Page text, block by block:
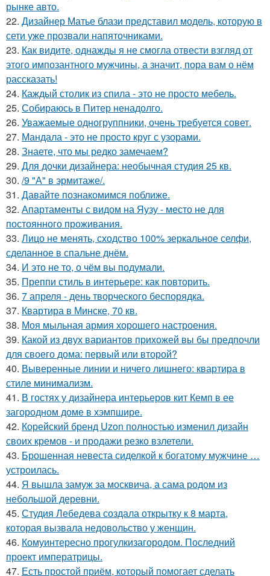
рынке авто.
22. Дизайнер Матье блази представил модель, которую в
сети уже прозвали напяточниками.
23. Как видите, однажды я не смогла отвести взгляд от
этого импозантного мужчины, а значит, пора вам о нём
рассказать!
24. Каждый столик из спила - это не просто мебель.
25. Собираюсь в Питер ненадолго.
26. Уважаемые одногруппники, очень требуется совет.
27. Мандала - это не просто круг с узорами.
28. Знаете, что мы редко замечаем?
29. Для дочки дизайнера: необычная студия 25 кв.
30. /9 "А" в эрмитаже/.
31. Давайте познакомимся поближе.
32. Апартаменты с видом на Яузу - место не для
постоянного проживания.
33. Лицо не менять, сходство 100% зеркальное селфи,
сделанное в спальне днём.
34. И это не то, о чём вы подумали.
35. Преппи стиль в интерьере: как повторить.
36. 7 апреля - день творческого беспорядка.
37. Квартира в Минске, 70 кв.
38. Моя мыльная армия хорошего настроения.
39. Какой из двух вариантов прихожей вы бы предпочли
для своего дома: первый или второй?
40. Выверенные линии и ничего лишнего: квартира в
стиле минимализм.
41. В гостях у дизайнера интерьеров кит Кемп в ее
загородном доме в хэмпшире.
42. Корейский бренд Uzon полностью изменил дизайн
своих кремов - и продажи резко взлетели.
43. Брошенная невеста сиделкой к богатому мужчине …
устроилась.
44. Я вышла замуж за москвича, а сама родом из
небольшой деревни.
45. Студия Лебедева создала открытку к 8 марта,
которая вызвала недовольство у женщин.
46. Комуинтересно прогулкизагородом. Последний
проект императрицы.
47. Есть простой приём, который помогает сделать